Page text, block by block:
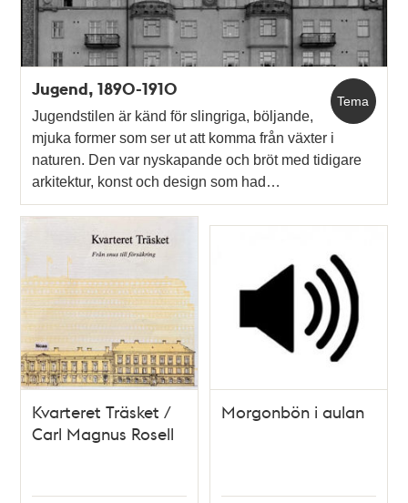
Tema
Jugend, 1890-1910
Jugendstilen är känd för slingriga, böljande,
mjuka former som ser ut att komma från växter i
naturen. Den var nyskapande och bröt med tidigare
arkitektur, konst och design som had…
Kvarteret Träsket /
Carl Magnus Rosell
Morgonbön i aulan